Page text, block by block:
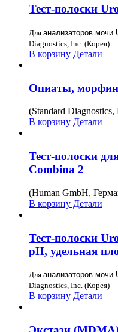
Тест-полоски
Для анализаторов мочи
Diagnostics, Inc. (Корея)
В корзину Детали
Опиаты, морфин
(Standard Diagnostics,
В корзину Детали
Тест-полоски
Combina 2
(Human GmbH,
В корзину Детали
Тест-полоски
рН, удельная
Для анализаторов мочи
Diagnostics, Inc. (Корея)
В корзину Детали